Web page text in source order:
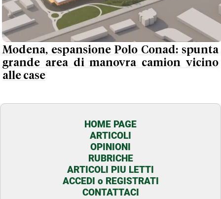
Modena, espansione Polo Conad: spunta
grande area di manovra camion vicino
alle case
HOME PAGE
ARTICOLI
OPINIONI
RUBRICHE
ARTICOLI PIU LETTI
ACCEDI o REGISTRATI
CONTATTACI